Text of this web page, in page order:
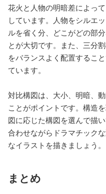
花火と人物の明暗差によっ
しています。人物をシルエ
ルを省く分、どこがどの部
とが大切です。また、三分
をバランスよく配置するこ
ています。
対比構図は、大小、明暗、
ことがポイントです。構造
図に応じた構図を選んで描
合わせながらドラマチック
なイラストを描きましょう。
まとめ